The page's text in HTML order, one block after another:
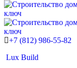
+7 (812) 986-55-82
Lux Build